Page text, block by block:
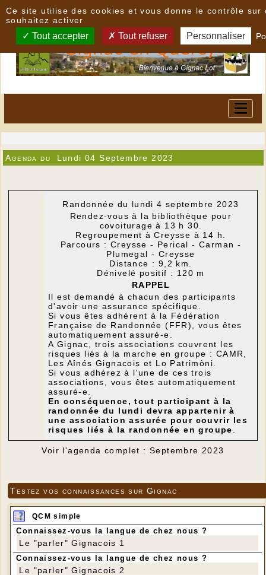
Agenda du Lundi 04 Septembre 2023
Randonnée du lundi 4 septembre 2023
Rendez-vous à la bibliothèque pour
covoiturage à 13 h 30.
Regroupement à Creysse à 14 h.
Parcours : Creysse - Perical - Carman -
Plumegal - Creysse
Distance : 9,2 km.
Dénivelé positif : 120 m
RAPPEL
Il est demandé à chacun des participants
d'avoir une assurance spécifique.
Si vous êtes adhérent à la Fédération
Française de Randonnée (FFR), vous êtes
automatiquement assuré-e.
A Gignac, trois associations couvrent les
risques liés à la marche en groupe : CAMR,
Les Aînés Gignacois et Lo Patrimòni.
Si vous adhérez à l'une de ces trois
associations, vous êtes automatiquement
assuré-e.
En conséquence, tout participant à la
randonnée du lundi devra appartenir à
une association assurée pour couvrir les
risques liés à la randonnée en groupe
Voir l'agenda complet : Septembre 2023
Testez vos connaissances sur Gignac
QCM simple
Connaissez-vous la langue de chez nous ?
Le "parler" Gignacois 1
Connaissez-vous la langue de chez nous ?
Le "parler" Gignacois 2
Ce site utilise des cookies et vous donne le contrôle sur
souhaitez activer
Tout accepter Tout refuser Personnaliser